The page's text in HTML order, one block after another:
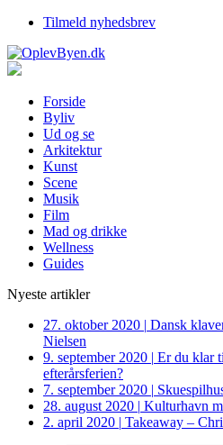
Tilmeld nyhedsbrev
Forside
Byliv
Ud og se
Arkitektur
Kunst
Scene
Musik
Film
Mad og drikke
Wellness
Guides
Nyeste artikler
27. oktober 2020 | Dansk
Nielsen
9. september 2020 | Er du klar
efterårsferien?
7. september 2020 |
28. august 2020 | Kulturhavn
2. april 2020 | Takeaway –